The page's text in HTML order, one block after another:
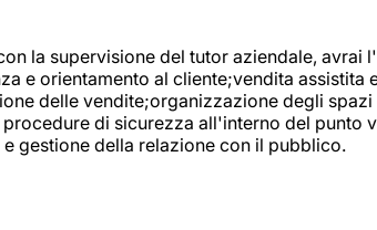
la supervisione del tutor aziendale,
e orientamento al cliente;vendita
delle vendite;organizzazione degli
di sicurezza all'interno del punto
gestione della relazione con il pubblico.